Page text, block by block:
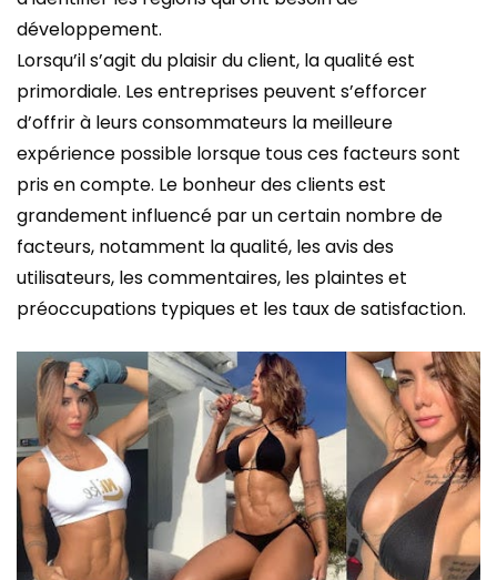
développement.
Lorsqu’il s’agit du plaisir du client, la qualité est
primordiale. Les entreprises peuvent s’efforcer
d’offrir à leurs consommateurs la meilleure
expérience possible lorsque tous ces facteurs sont
pris en compte. Le bonheur des clients est
grandement influencé par un certain nombre de
facteurs, notamment la qualité, les avis des
utilisateurs, les commentaires, les plaintes et
préoccupations typiques et les taux de satisfaction.